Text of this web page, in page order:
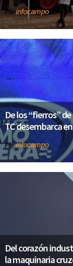
Por infocampo
De los “fierros”
TC desembarca
Porinfocampo
Del corazón
la maquinaria